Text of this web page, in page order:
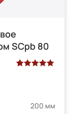
SCpb 80
опроса200 мм